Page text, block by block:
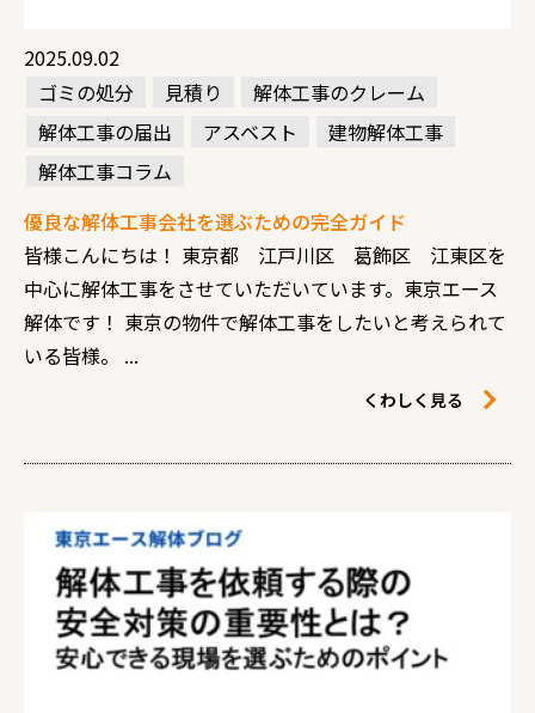
2025.09.02
ゴミの処分
見積り
解体工事のクレーム
解体工事の届出
アスベスト
建物解体工事
解体工事コラム
優良な解体工事会社を選ぶための完全ガイド
皆様こんにちは！ 東京都 江戸川区 葛飾区 江東区を
中心に解体工事をさせていただいています。東京エース
解体です！ 東京の物件で解体工事をしたいと考えられて
いる皆様。 ...
くわしく見る